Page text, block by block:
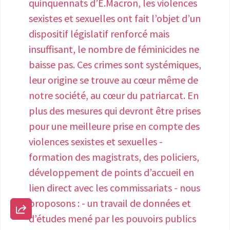
mieux comprendre l’impact et le rôle
de la révolution numérique. Donc en
tant qu’agrégée en mathématiques, et
docteur en psychologique j’invite à aller
vers une meilleure proposition vers une
carrière scientifique pour les filles.
Comme disait Marie Curie : « il faut avoir
de la confiance en soi, il faut croire sur
l’on est doué pour quelque chose, et
que ce quelque chose, il faut l’atteindre
coûte que coûte »
un agent de cyberpolice.
quinquennats d’E.Macron, les violences
sexistes et sexuelles ont fait l’objet d’un
dispositif législatif renforcé mais
insuffisant, le nombre de féminicides ne
baisse pas. Ces crimes sont systémiques,
leur origine se trouve au cœur même de
notre société, au cœur du patriarcat. En
plus des mesures qui devront être prises
pour une meilleure prise en compte des
violences sexistes et sexuelles -
formation des magistrats, des policiers,
développement de points d’accueil en
lien direct avec les commissariats - nous
proposons : - un travail de données et
d’études mené par les pouvoirs publics